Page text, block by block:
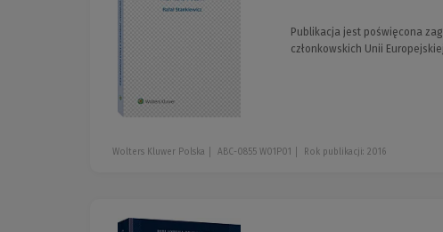
Publikacja jest poświęcona
członkowskich Unii
Wolters Kluwer Polska ABC-0855 W01P01 Rok publikacji: 2016